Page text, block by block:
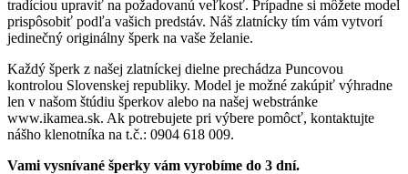
tradíciou upraviť na požadovanú veľkosť. Prípadne si môžete model
prispôsobiť podľa vašich predstáv. Náš zlatnícky tím vám vytvorí
jedinečný originálny šperk na vaše želanie.
Každý šperk z našej zlatníckej dielne prechádza Puncovou
kontrolou Slovenskej republiky. Model je možné zakúpiť výhradne
len v našom štúdiu šperkov alebo na našej webstránke
www.ikamea.sk. Ak potrebujete pri výbere pomôcť, kontaktujte
nášho klenotníka na t.č.: 0904 618 009.
Vami vysnívané šperky vám vyrobíme do 3 dní.